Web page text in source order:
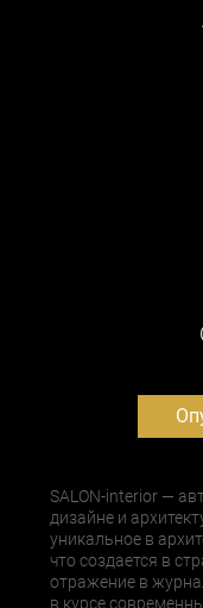
SALON-interior —
дизайне и
уникальное в
что создается в
отражение в
в курсе